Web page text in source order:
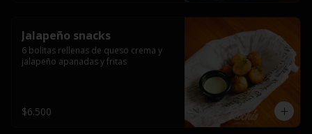
Jalapeño snacks
6 bolitas rellenas de queso crema y
jalapeño apanadas y fritas
$6.500